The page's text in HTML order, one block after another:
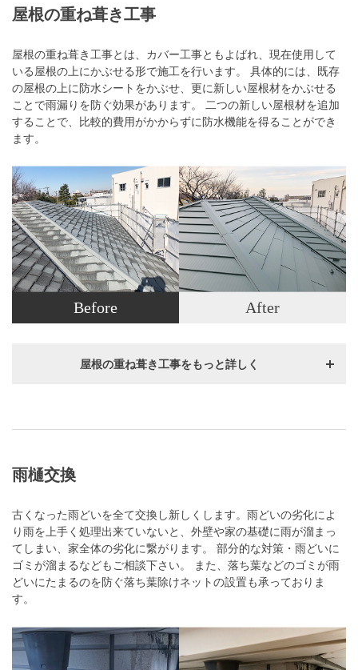
屋根の重ね葺き工事
屋根の重ね葺き工事とは、カバー工事ともよばれ、現在使用して
いる屋根の上にかぶせる形で施工を行います。 具体的には、既存
の屋根の上に防水シートをかぶせ、更に新しい屋根材をかぶせる
ことで雨漏りを防ぐ効果があります。 二つの新しい屋根材を追加
することで、比較的費用がかからずに防水機能を得ることができ
ます。
Before After
屋根の重ね葺き工事をもっと詳しく
雨樋交換
古くなった雨どいを全て交換し新しくします。雨どいの劣化によ
り雨を上手く処理出来ていないと、外壁や家の基礎に雨が溜まっ
てしまい、家全体の劣化に繋がります。 部分的な対策・雨どいに
ゴミが溜まるなどもご相談下さい。 また、落ち葉などのゴミが雨
どいにたまるのを防ぐ落ち葉除けネットの設置も承っておりま
す。